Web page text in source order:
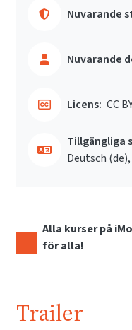
Nuvarande
Nuvarande
Licens: CC
Tillgängliga
Deutsch ‎(de)‎
Alla kurser på
för alla!
Trailer